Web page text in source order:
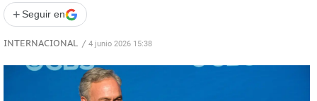
+ Seguir en
INTERNACIONAL / 4 junio 2026 15:38